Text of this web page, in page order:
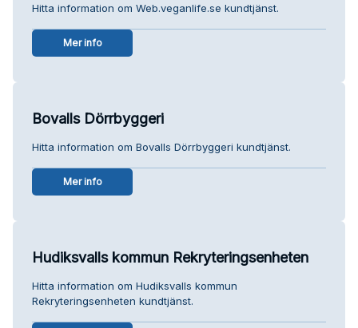
Hitta information om Web.veganlife.se kundtjänst.
Mer info
Bovalls Dörrbyggeri
Hitta information om Bovalls Dörrbyggeri kundtjänst.
Mer info
Hudiksvalls kommun Rekryteringsenheten
Hitta information om Hudiksvalls kommun
Rekryteringsenheten kundtjänst.